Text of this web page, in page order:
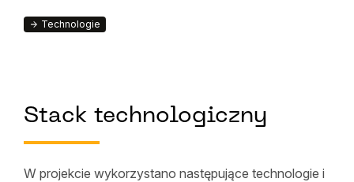
Technologie
Stack technologiczny
W projekcie wykorzystano następujące technologie i